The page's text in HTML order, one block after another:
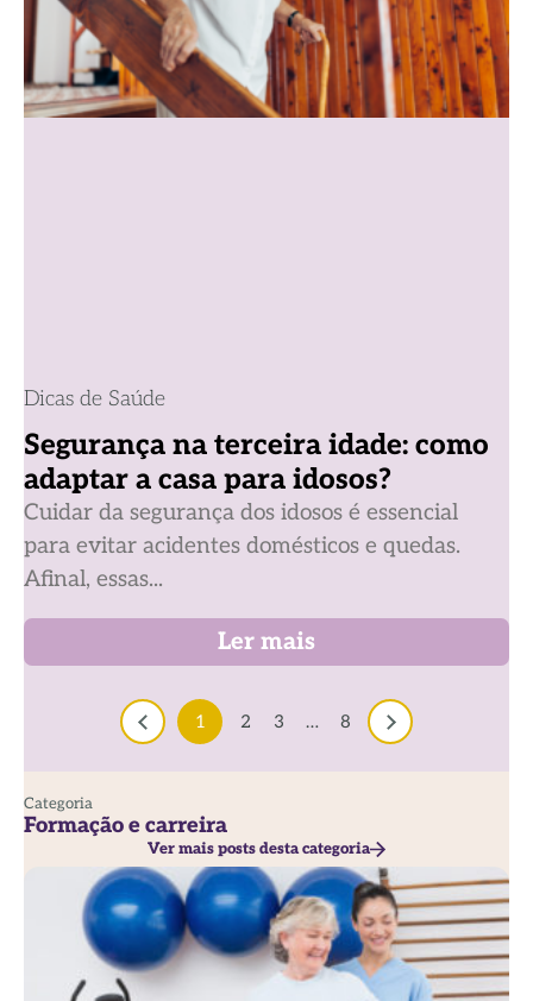
Dicas de Saúde
Segurança na terceira idade: como
adaptar a casa para idosos?
Cuidar da segurança dos idosos é essencial
para evitar acidentes domésticos e quedas.
Afinal, essas...
Ler mais
1 2 3 … 8
Categoria
Formação e carreira
Ver mais posts desta categoria